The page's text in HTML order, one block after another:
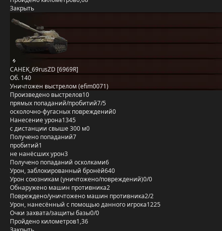
Закрыть
CAHEK_69rusZD [6969R]
Об. 140
Уничтожен выстрелом (efim0071)
Произведено выстрелов10
прямых попаданий/пробитий7/5
осколочно-фугасных повреждений0
Нанесение урона1345
с дистанции свыше 300 м0
Получено попаданий7
пробитий1
не нанёсших урон3
Получено попаданий осколками6
Урон, заблокированный бронёй640
Урон союзникам (уничтожено/повреждений)0/0
Обнаружено машин противника2
Повреждено/уничтожено машин противника2/2
Урон, нанесённый с помощью данного игрока1225
Очки захвата/защиты базы0/0
Пройдено километров1,36